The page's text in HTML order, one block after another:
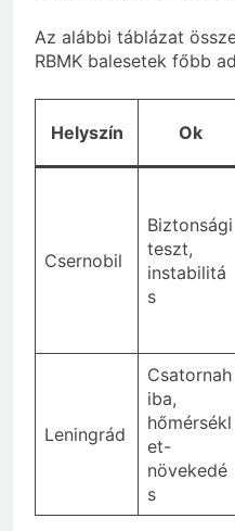
Az alábbi táblázat
RBMK balesetek főbb
Helyszín Ok
Csernobil
Biztonsági
teszt,
instabilitá
s
Leningrád
Csatornah
iba,
hőmérsékl
et-
növekedé
s